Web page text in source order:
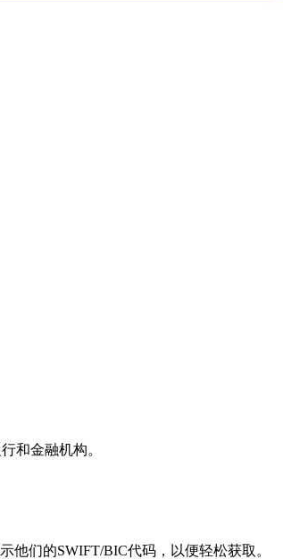
和金融机构。
们的SWIFT/BIC代码，以便轻松获取。